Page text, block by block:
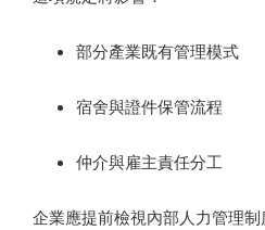
部分產業既有管理模式
宿舍與證件保管流程
仲介與雇主責任分工
企業應提前檢視內部人力管理制